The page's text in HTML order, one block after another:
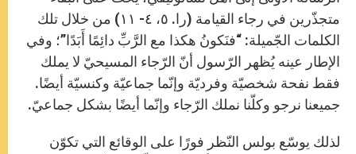
متجذّرين في رجاء القيامة (را. ٥، ٤- ١١) من خلال تلك
الكلمات الجّميلة: “فنَكونُ هكذا مع الرَّبِّ دائِمًا أَبَدًا”؛ وفي
الإطار عينه يُظهر الرّسول أنّ الرّجاء المسيحيّ لا يملك
فقط نفحة شخصيّة وفرديّة وإنّما جماعيّة وكنسيّة أيضًا.
جميعنا نرجو وكلّنا نملك الرّجاء وإنّما أيضًا بشكل جماعيّ.
لذلك يوسّع بولس النّظر فورًا على الوقائع التي تكوّن